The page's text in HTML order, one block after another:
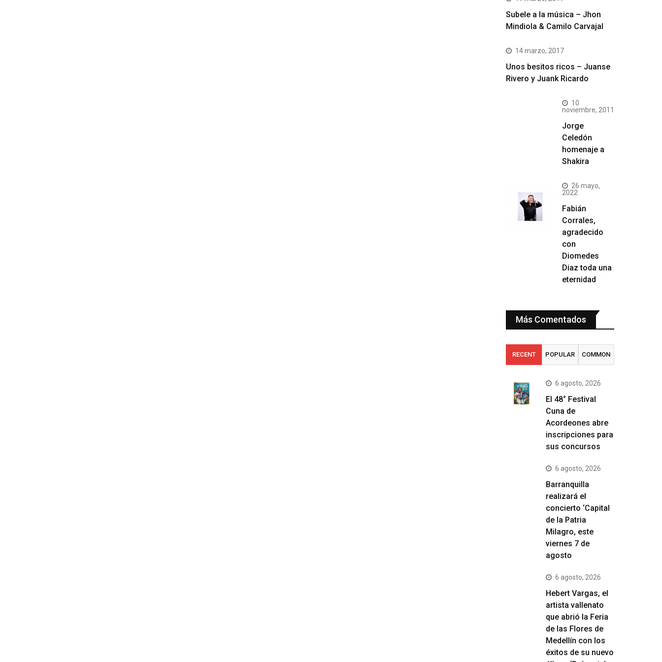
Subele a la música – Jhon
Mindiola & Camilo Carvajal
14 marzo, 2017
Unos besitos ricos – Juanse
Rivero y Juank Ricardo
10
noviembre, 2011
Jorge
Celedón
homenaje a
Shakira
26 mayo,
2022
Fabián
Corrales,
agradecido
con
Diomedes
Diaz toda una
eternidad
Más Comentados
RECENT POPULAR COMMON
6 agosto, 2026
El 48° Festival
Cuna de
Acordeones abre
inscripciones para
sus concursos
6 agosto, 2026
Barranquilla
realizará el
concierto ‘Capital
de la Patria
Milagro, este
viernes 7 de
agosto
6 agosto, 2026
Hebert Vargas, el
artista vallenato
que abrió la Feria
de las Flores de
Medellín con los
éxitos de su nuevo